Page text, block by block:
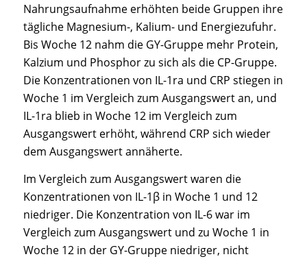
Nahrungsaufnahme erhöhten beide Gruppen ihre
tägliche Magnesium-, Kalium- und Energiezufuhr.
Bis Woche 12 nahm die GY-Gruppe mehr Protein,
Kalzium und Phosphor zu sich als die CP-Gruppe.
Die Konzentrationen von IL-1ra und CRP stiegen in
Woche 1 im Vergleich zum Ausgangswert an, und
IL-1ra blieb in Woche 12 im Vergleich zum
Ausgangswert erhöht, während CRP sich wieder
dem Ausgangswert annäherte.
Im Vergleich zum Ausgangswert waren die
Konzentrationen von IL-1β in Woche 1 und 12
niedriger. Die Konzentration von IL-6 war im
Vergleich zum Ausgangswert und zu Woche 1 in
Woche 12 in der GY-Gruppe niedriger, nicht